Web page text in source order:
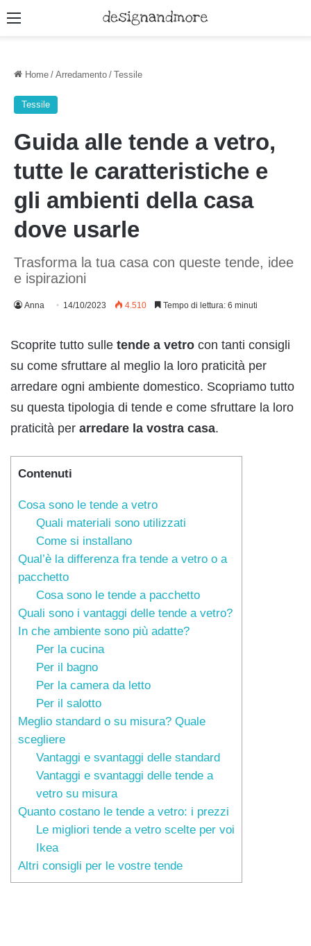
Menu
Home / Arredamento / Tessile
Tessile
Guida alle tende a vetro,
tutte le caratteristiche e
gli ambienti della casa
dove usarle
Trasforma la tua casa con queste tende, idee
e ispirazioni
Anna 14/10/2023 4.510 Tempo di lettura: 6 minuti
Scoprite tutto sulle tende a vetro con tanti consigli
su come sfruttare al meglio la loro praticità per
arredare ogni ambiente domestico. Scopriamo tutto
su questa tipologia di tende e come sfruttare la loro
praticità per arredare la vostra casa.
Contenuti
Cosa sono le tende a vetro
Quali materiali sono utilizzati
Come si installano
Qual’è la differenza fra tende a vetro o a
pacchetto
Cosa sono le tende a pacchetto
Quali sono i vantaggi delle tende a vetro?
In che ambiente sono più adatte?
Per la cucina
Per il bagno
Per la camera da letto
Per il salotto
Meglio standard o su misura? Quale
scegliere
Vantaggi e svantaggi delle standard
Vantaggi e svantaggi delle tende a
vetro su misura
Quanto costano le tende a vetro: i prezzi
Le migliori tende a vetro scelte per voi
Ikea
Altri consigli per le vostre tende